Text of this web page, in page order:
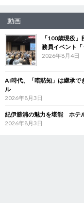
動画
「100歳現役
務員イベント「
2026年8月4日
AI時代、「暗黙知」は継承
ル
2026年8月3日
紀伊勝浦の魅力を堪能 ホテ
2026年8月3日